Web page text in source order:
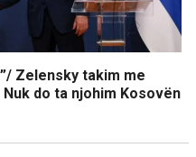
Zelensky takim me
do ta njohim Kosovën